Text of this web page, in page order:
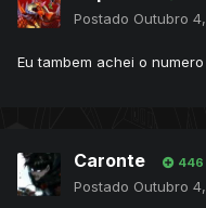
Postado Outubro
Eu tambem achei o numero
Caronte 446
Postado Outubro